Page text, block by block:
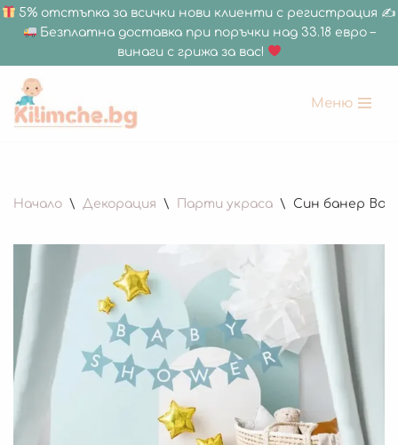
5% отстъпка за всички нови клиенти с регистрация ✍
Безплатна доставка при поръчки над 33.18 евро –
винаги с грижа за вас!
Продължете
Меню
Начало \ Декорация \ Парти украса \ Син банер